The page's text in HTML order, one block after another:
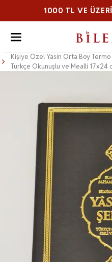
1000 TL VE
Kişiye Özel Yasin Orta Boy
Türkçe Okunuşlu ve Mealli 17x24